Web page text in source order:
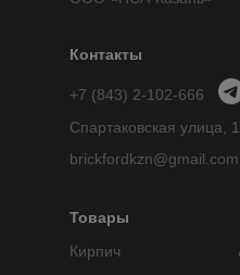
Кирпич
Товары
Контакты
+7 (843) 2-102-666
brickfordkzn@gmail.com
Спартаковская улица,